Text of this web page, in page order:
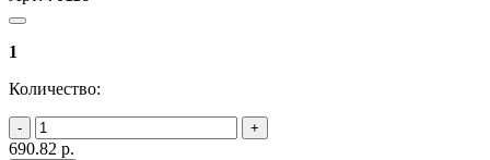
1
Количество:
690.82 р.